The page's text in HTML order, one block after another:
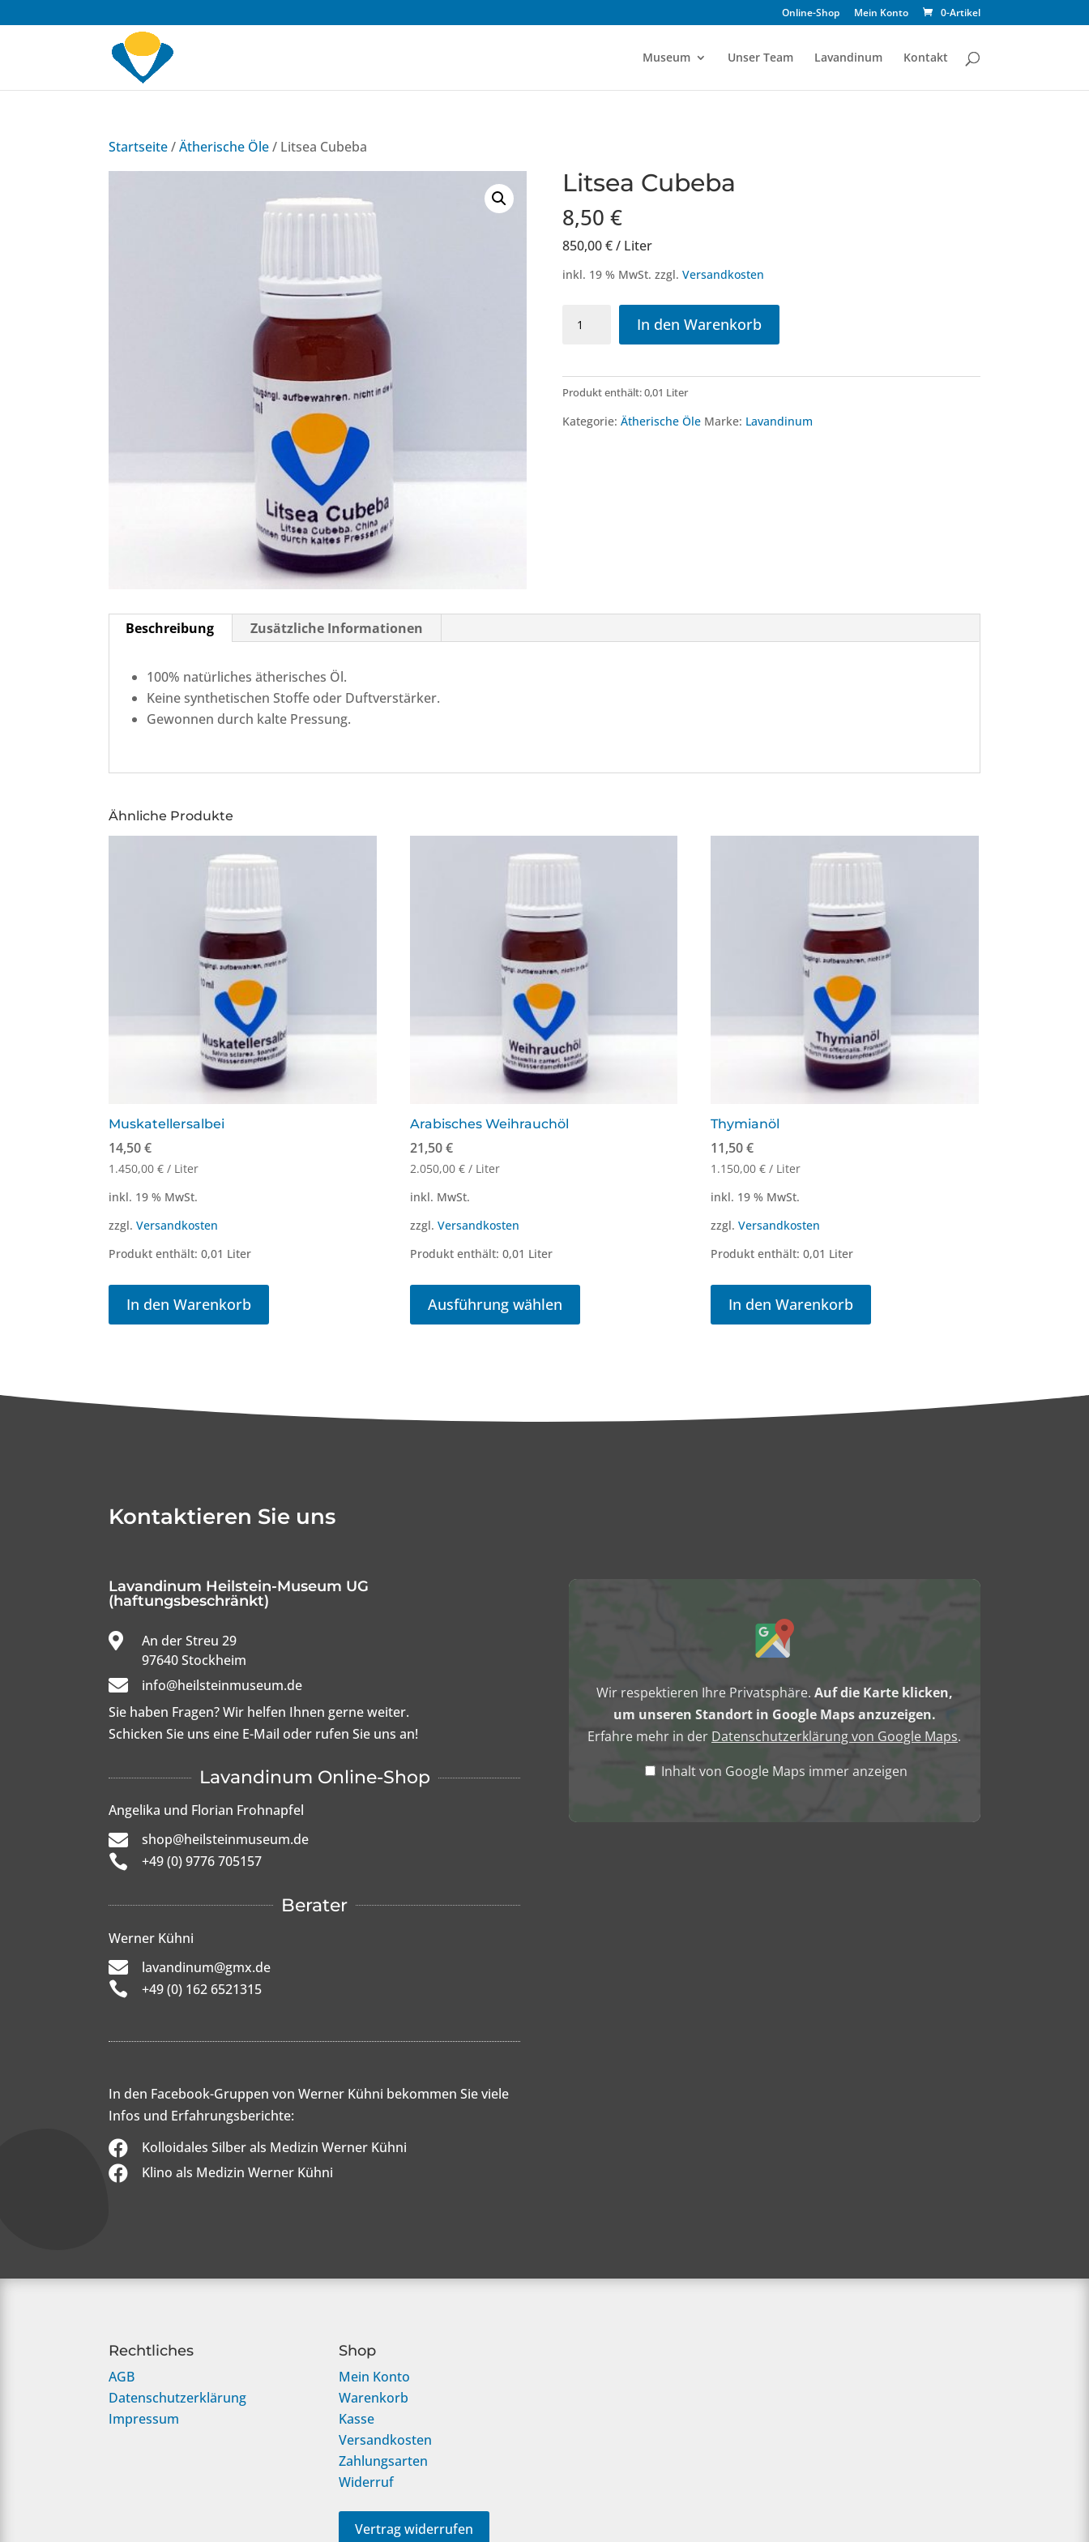
Online-Shop Mein Konto 0-Artikel
Museum Unser Team Lavandinum Kontakt
Startseite/Ätherische Öle/ Litsea Cubeba
Litsea Cubeba
8,50 €
850,00€/ Liter
inkl. 19 % MwSt. zzgl. Versandkosten
In den Warenkorb
Produkt enthält: 0,01 Liter
Kategorie: Ätherische Öle Marke: Lavandinum
Beschreibung Zusätzliche Informationen
100% natürliches ätherisches Öl.
Keine synthetischen Stoffe oder Duftverstärker.
Gewonnen durch kalte Pressung.
Ähnliche Produkte
Muskatellersalbei
14,50€
1.450,00€ / Liter
inkl. 19 % MwSt.
zzgl.Versandkosten
Produkt enthält: 0,01 Liter
In den Warenkorb
Arabisches Weihrauchöl
21,50€
2.050,00 €/ Liter
inkl. MwSt.
zzgl. Versandkosten
Produkt enthält: 0,01 Liter
Ausführung wählen
weist
Thymianöl
11,50€
1.150,00€ / Liter
inkl. 19 % MwSt.
zzgl.Versandkosten
Produkt enthält: 0,01 Liter
In den Warenkorb
Kontaktieren Sie uns
Lavandinum Heilstein-Museum UG
(haftungsbeschränkt)
 An der Streu 29
97640 Stockheim

info@heilsteinmuseum.de
Sie haben Fragen? Wir helfen Ihnen gerne weiter.
Schicken Sie uns eine E-Mail oder rufen Sie uns an!
Lavandinum Online-Shop
Angelika und Florian Frohnapfel
 shop@heilsteinmuseum.de
 +49 (0) 9776 705157
Berater
Werner Kühni
 lavandinum@gmx.de
 +49 (0) 162 6521315
In den Facebook-Gruppen von Werner Kühni bekommen Sie viele
Infos und Erfahrungsberichte:
 Kolloidales Silber als Medizin Werner Kühni
 Klino als Medizin Werner Kühni
Inhalt
Wir respektieren Ihre Privatsphäre. Auf die Karte klicken,
um unseren Standort in Google Maps anzuzeigen.
Erfahre mehr in der Datenschutzerklärung von Google Maps.
Inhalt von Google Maps immer anzeigen
Rechtliches
AGB
Datenschutzerklärung
Impressum
Shop
Mein Konto
Warenkorb
Kasse
Versandkosten
Zahlungsarten
Widerruf
Vertrag widerrufen